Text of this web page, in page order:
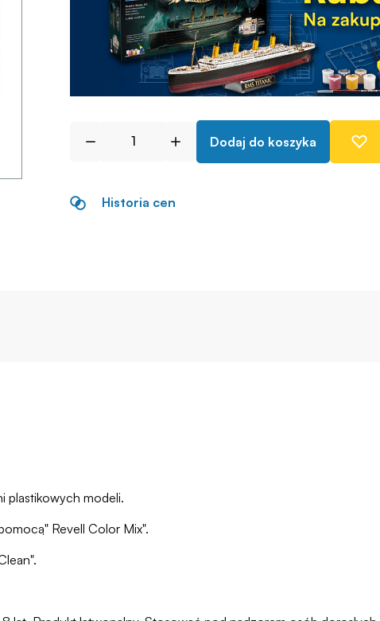
Dodaj do koszyka
Historia cen
plastikowych modeli.
Revell Color Mix".